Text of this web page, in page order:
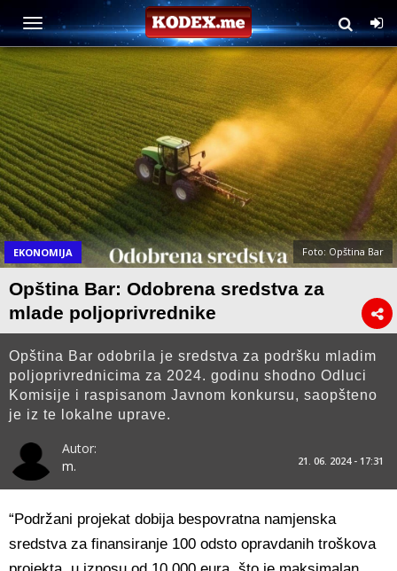
EKONOMIJA Foto: Opština Bar
Opština Bar: Odobrena sredstva za
mlade poljoprivrednike
Opština Bar odobrila je sredstva za podršku mladim
poljoprivrednicima za 2024. godinu shodno Odluci
Komisije i raspisanom Javnom konkursu, saopšteno
je iz te lokalne uprave.
Autor:
m.
21. 06. 2024 - 17:31
“Podržani projekat dobija bespovratna namjenska
sredstva za finansiranje 100 odsto opravdanih troškova